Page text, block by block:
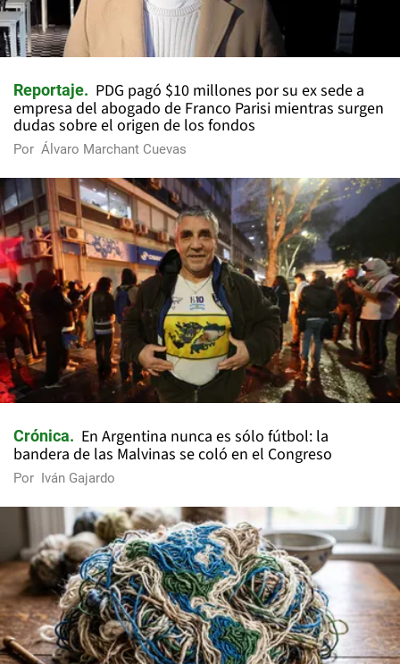
Reportaje
PDG pagó $10 millones por su ex sede a
empresa del abogado de Franco Parisi mientras surgen
dudas sobre el origen de los fondos
Por Álvaro Marchant Cuevas
Crónica
En Argentina nunca es sólo fútbol: la
bandera de las Malvinas se coló en el Congreso
Por Iván Gajardo